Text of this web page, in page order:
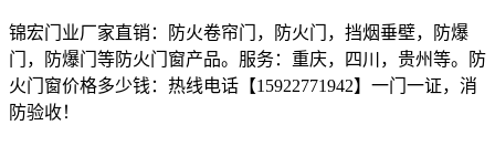
锦宏门业厂家直销：防火卷帘门，防火门，挡烟垂壁，防爆
门，防爆门等防火门窗产品。服务：重庆，四川，贵州等。防
火门窗价格多少钱：热线电话【15922771942】一门一证，消
防验收！